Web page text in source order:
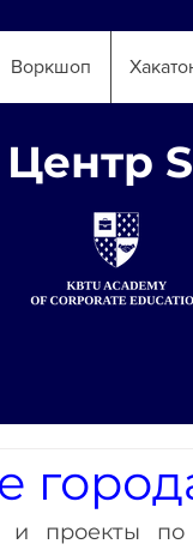
Воркшоп
Центр
и проекты